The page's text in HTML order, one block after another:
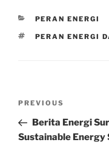
CATEGORIES
PERAN ENERGI
TAGS
PERAN ENERGI
Previous
Post
PREVIOUS
Berita Energi
Sustainable Energy